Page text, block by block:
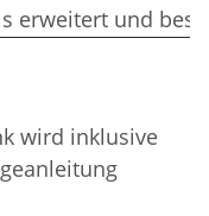
erweitert und
wird inklusive